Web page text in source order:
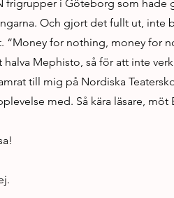
frigrupper i Göteborg som hade
Och gjort det fullt ut, inte
“Money for nothing, money for
halva Mephisto, så för att inte
till mig på Nordiska
med. Så kära läsare, möt